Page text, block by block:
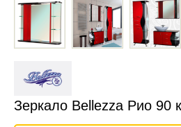
Зеркало Bellezza Рио 90